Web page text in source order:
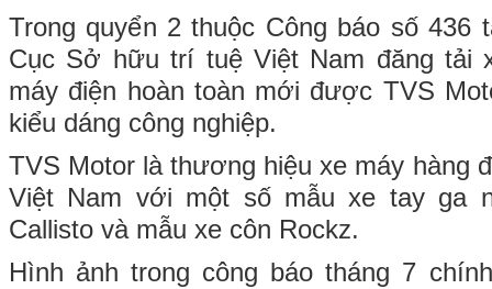
Trong quyển 2 thuộc Công báo số 436
Cục Sở hữu trí tuệ Việt Nam đăng tải
máy điện hoàn toàn mới được TVS
kiểu dáng công nghiệp.
TVS Motor là thương hiệu xe máy hàng
Việt Nam với một số mẫu xe tay ga
Callisto và mẫu xe côn Rockz.
Hình ảnh trong công báo tháng 7